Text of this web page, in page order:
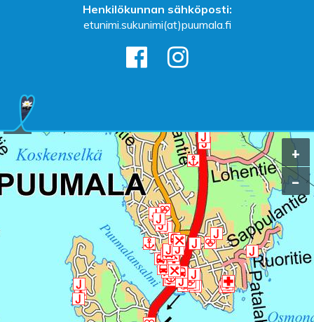
Henkilökunnan sähköposti:
etunimi.sukunimi(at)puumala.fi